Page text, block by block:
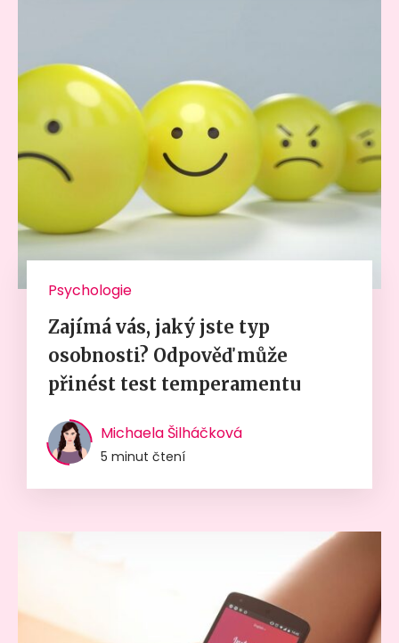
Psychologie
Zajímá vás, jaký jste typ
osobnosti? Odpověď může
přinést test temperamentu
Michaela Šilháčková
5 minut čtení